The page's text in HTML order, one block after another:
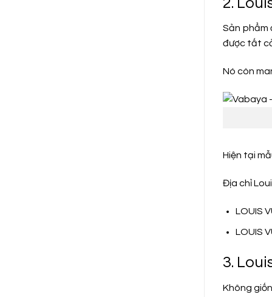
Sản phẩm
được tất
Nó còn
Hiện tại
Địa chỉ
LOUIS
LOUIS
3.
Không